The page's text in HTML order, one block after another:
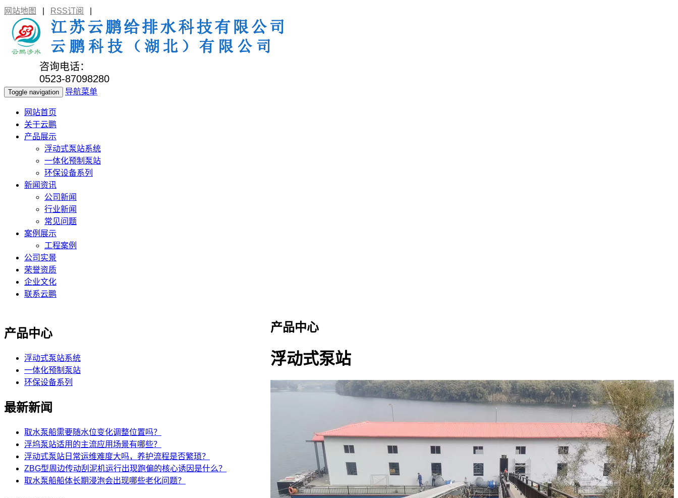
网站地图 RSS订阅
咨询电话：
0523-87098280
Toggle navigation 导航菜单
网站首页
关于云鹏
产品展示
浮动式泵站系统
一体化预制泵站
环保设备系列
新闻资讯
公司新闻
行业新闻
常见问题
案例展示
工程案例
公司实景
荣誉资质
企业文化
联系云鹏
产品中心
浮动式泵站
产品中心
浮动式泵站系统
一体化预制泵站
环保设备系列
最新新闻
取水泵船需要随水位变化调整位置吗？
浮坞泵站适用的主流应用场景有哪些？
浮动式泵站日常运维难度大吗，养护流程是否繁琐？
ZBG型周边传动刮泥机运行出现跑偏的核心诱因是什么？
取水泵船船体长期浸泡会出现哪些老化问题？